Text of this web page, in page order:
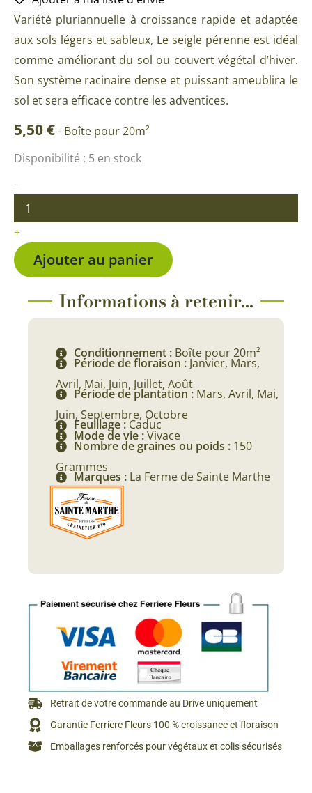
Variété pluriannuelle à croissance rapide et adaptée
aux sols légers et sableux, Le seigle pérenne est idéal
comme améliorant du sol ou couvert végétal d’hiver.
Son système racinaire dense et puissant ameublira le
sol et sera efficace contre les adventices.
5,50€- Boîte pour 20m²
Disponibilité : 5 en stock
-
quantité
Seigle
pérenne
BIO
+
Ajouter au panier
Informations à retenir...
Conditionnement : Boîte pour 20m²
Période de floraison : Janvier, Mars,
Avril, Mai, Juin, Juillet, Août
Période de plantation : Mars, Avril, Mai,
Juin, Septembre, Octobre
Feuillage : Caduc
Mode de vie :Vivace
Nombre de graines ou poids : 150
Grammes
Marques : La Ferme de Sainte Marthe
Retrait de votre commande au Drive uniquement
Garantie Ferriere Fleurs 100 % croissance et floraison
Emballages renforcés pour végétaux et colis sécurisés